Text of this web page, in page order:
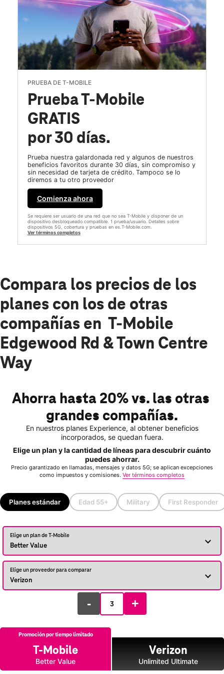
PRUEBA DE T-MOBILE
Prueba T-Mobile
GRATIS
por 30 días.
Prueba nuestra galardonada red y algunos de nuestros
beneficios favoritos durante 30 días, sin compromiso y
sin necesidad de tarjeta de crédito. Tampoco se lo
diremos a tu otro proveedor
Comienza ahora
Se requiere ser usuario de una red que no sea T-Mobile y disponer de un
dispositivo desbloqueado compatible. 1 prueba/usuario. Detalles sobre
dispositivos 5G, cobertura y pruebas en es.T-Mobile.com.
Ver términos completos
Compara los precios de los
planes con los de otras
compañías en T-Mobile
Edgewood Rd & Town Centre
Way